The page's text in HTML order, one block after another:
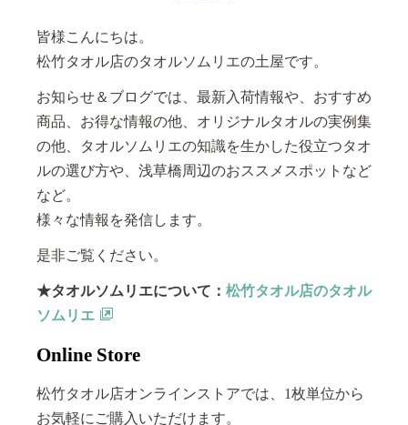
皆様こんにちは。
松竹タオル店のタオルソムリエの土屋です。
お知らせ＆ブログでは、最新入荷情報や、おすすめ
商品、お得な情報の他、オリジナルタオルの実例集
の他、タオルソムリエの知識を生かした役立つタオ
ルの選び方や、浅草橋周辺のおススメスポットなど
など。
様々な情報を発信します。
是非ご覧ください。
★タオルソムリエについて： 松竹タオル店のタオル
ソムリエ
Online Store
松竹タオル店オンラインストアでは、1枚単位から
お気軽にご購入いただけます。